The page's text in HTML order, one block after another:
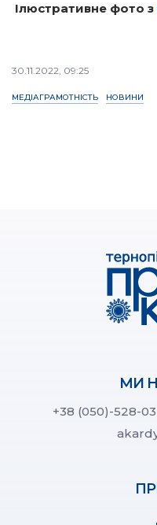
Ілюстративне фото з
30.11.2022, 09:25
МЕДІАГРАМОТНІСТЬ НОВИНИ
МИ
+38 (050)-528-